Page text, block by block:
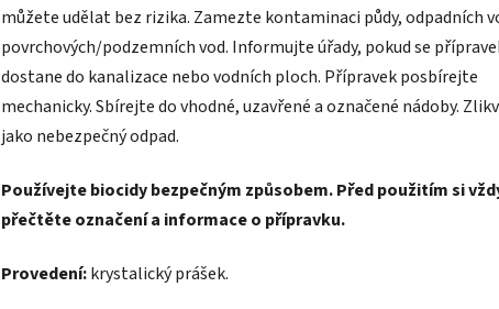
můžete udělat bez rizika. Zamezte kontaminaci půdy, odpadních
povrchových/podzemních vod. Informujte úřady, pokud se
dostane do kanalizace nebo vodních ploch. Přípravek posbírejte
mechanicky. Sbírejte do vhodné, uzavřené a označené nádoby.
jako nebezpečný odpad.
Používejte biocidy bezpečným způsobem. Před použitím si
přečtěte označení a informace o přípravku.
Provedení:krystalický prášek.